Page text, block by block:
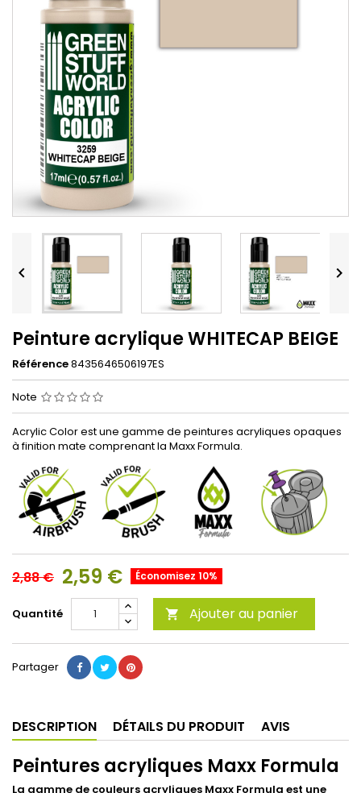
 
Peinture acrylique WHITECAP BEIGE
Référence8435646506197ES
Note
Acrylic Color est une gamme de peintures acryliques opaques
à finition mate comprenant la Maxx Formula.
2,88 € 2,59 € Économisez 10%
Quantité  Ajouter au panier
Partager
DESCRIPTION DÉTAILS DU PRODUIT AVIS
Peintures acryliques Maxx Formula
La gamme de couleurs acryliques Maxx Formula est une